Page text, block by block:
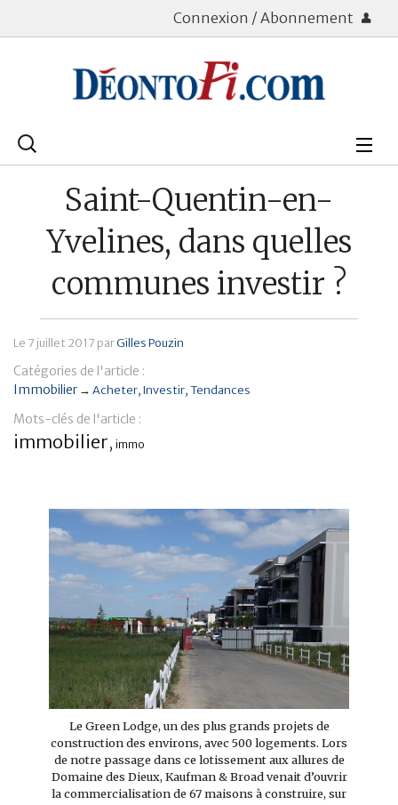
Connexion / Abonnement
Rechercher
Patrimoine
Immobilier
Banque
Saint-Quentin-en-
Yvelines, dans quelles
communes investir ?
Le 7 juillet 2017 parGilles Pouzin
Catégories de l'article :
Immobilier → Acheter Investir Tendances
Mots-clés de l'article :
immobilier, immo
Le Green Lodge, un des plus grands projets de
construction des environs, avec 500 logements. Lors
de notre passage dans ce lotissement aux allures de
Domaine des Dieux, Kaufman & Broad venait d’ouvrir
la commercialisation de 67 maisons à construire, sur